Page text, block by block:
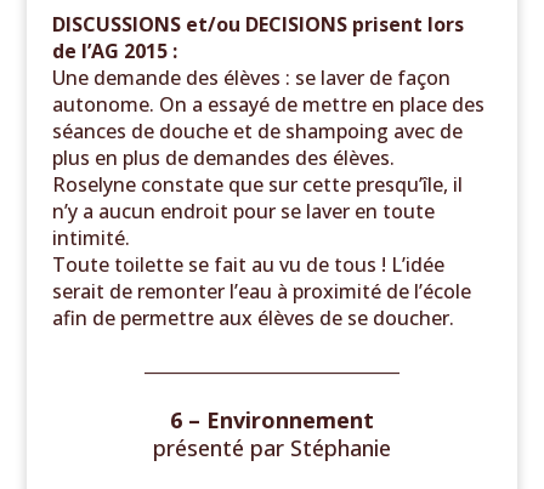
DISCUSSIONS et/ou DECISIONS prisent lors
de l’AG 2015 :
Une demande des élèves : se laver de façon
autonome. On a essayé de mettre en place des
séances de douche et de shampoing avec de
plus en plus de demandes des élèves.
Roselyne constate que sur cette presqu’île, il
n’y a aucun endroit pour se laver en toute
intimité.
Toute toilette se fait au vu de tous ! L’idée
serait de remonter l’eau à proximité de l’école
afin de permettre aux élèves de se doucher.
6 – Environnement
présenté par Stéphanie